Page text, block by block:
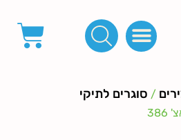
/ סוגרים לתיקי